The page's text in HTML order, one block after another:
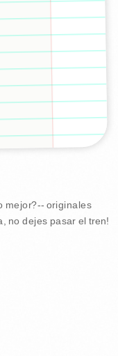
mejor?-- originales
no dejes pasar el tren!